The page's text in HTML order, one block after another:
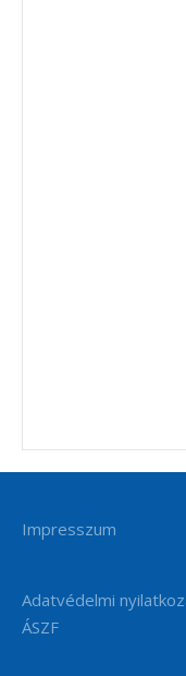
Impresszum
Adatvédelmi
ÁSZF